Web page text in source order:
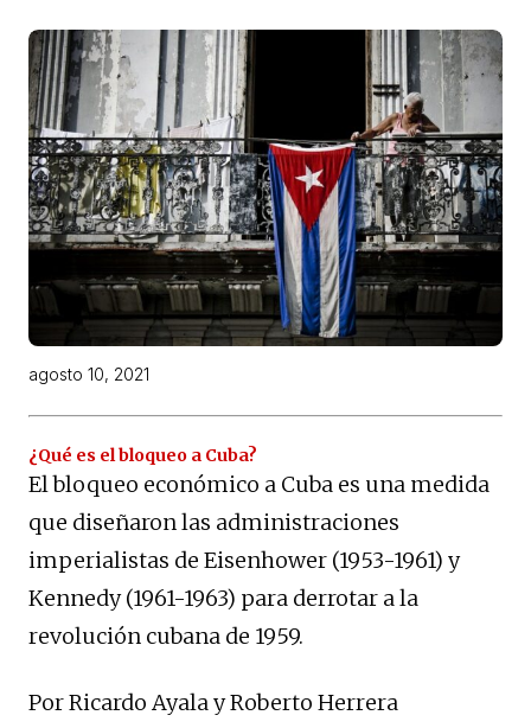
agosto 10, 2021
¿Qué es el bloqueo a Cuba?
El bloqueo económico a Cuba es una medida
que diseñaron las administraciones
imperialistas de Eisenhower (1953-1961) y
Kennedy (1961-1963) para derrotar a la
revolución cubana de 1959.
Por Ricardo Ayala y Roberto Herrera